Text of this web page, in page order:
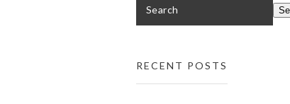
RECENT POSTS